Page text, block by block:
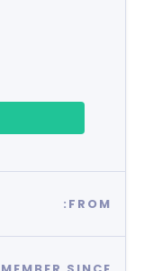
FROM: